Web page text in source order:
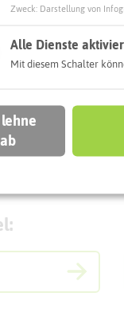
Zweck: Darstellung von
Alle Dienste
Mit diesem Schalter
ab